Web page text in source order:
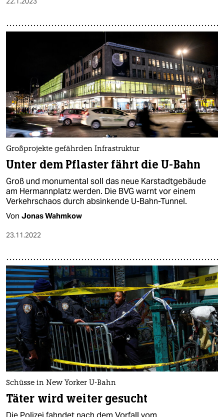
Großprojekte gefährden Infrastruktur
Unter dem Pflaster fährt die U-Bahn
Groß und monumental soll das neue Karstadtgebäude
am Hermannplatz werden. Die BVG warnt vor einem
Verkehrschaos durch absinkende U-Bahn-Tunnel.
Von Jonas Wahmkow
23.11.2022
Schüsse in New Yorker U-Bahn
Täter wird weiter gesucht